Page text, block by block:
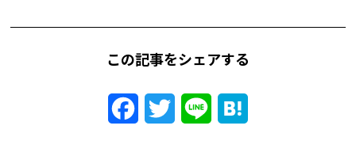
この記事をシェアする
FacebookTwitter Line